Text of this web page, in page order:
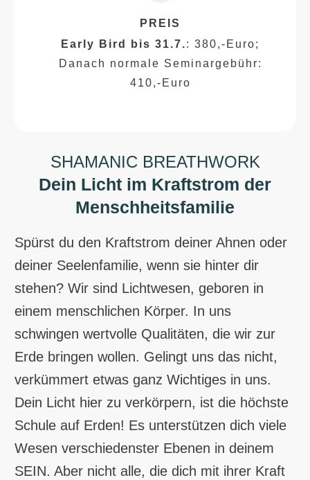
PREIS
Early Bird bis 31.7.: 380,-Euro;
Danach normale Seminargebühr:
410,-Euro
SHAMANIC BREATHWORK
Dein Licht im Kraftstrom der
Menschheitsfamilie
Spürst du den Kraftstrom deiner Ahnen oder
deiner Seelenfamilie, wenn sie hinter dir
stehen? Wir sind Lichtwesen, geboren in
einem menschlichen Körper. In uns
schwingen wertvolle Qualitäten, die wir zur
Erde bringen wollen. Gelingt uns das nicht,
verkümmert etwas ganz Wichtiges in uns.
Dein Licht hier zu verkörpern, ist die höchste
Schule auf Erden! Es unterstützen dich viele
Wesen verschiedenster Ebenen in deinem
SEIN. Aber nicht alle, die dich mit ihrer Kraft